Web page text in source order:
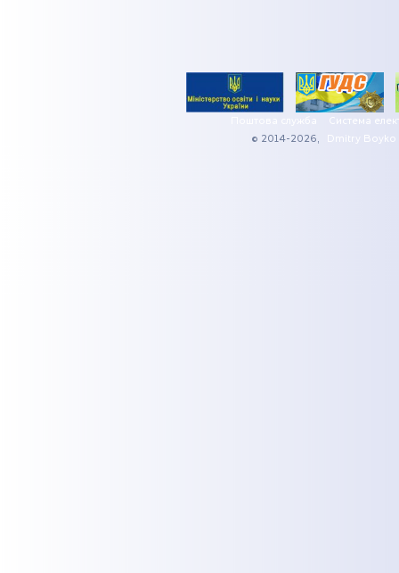
Поштова служба
Система
© 2014-2026,
Dmitry Boyko